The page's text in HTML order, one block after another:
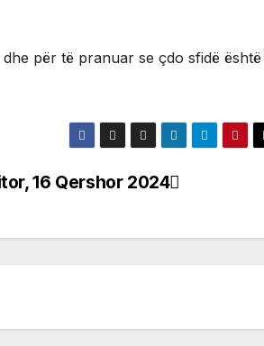
për të pranuar se çdo sfidë është
16 Qershor 2024